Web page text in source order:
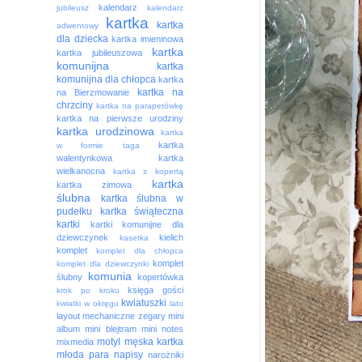
jubileusz
kalendarz
kalendarz
adwentowy
kartka
kartka
dla dziecka kartka imieninowa
kartka jubileuszowa
kartka
komunijna
kartka
komunijna dla chłopca kartka
na Bierzmowanie
kartka na
chrzciny kartka na parapetówkę
kartka na pierwsze urodziny
kartka urodzinowa
kartka
w formie taga
kartka
walentynkowa
kartka
wielkanocna
kartka z kopertą
kartka zimowa
kartka
ślubna
kartka ślubna w
pudełku
kartka świąteczna
kartki
kartki komunijne dla
dziewczynek
kasetka
kielich
komplet
komplet dla chłopca
komplet dla dziewczynki komplet
ślubny
komunia kopertówka
krok po kroku księga gości
kwiatki w okręgu kwiatuszki lato
layout mechaniczne zegary mini
album mini blejtram mini notes
mixmedia motyl męska kartka
młoda para napisy narożniki